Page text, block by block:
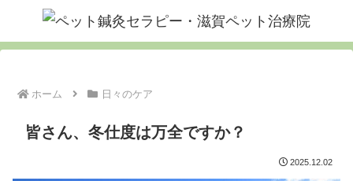
ホーム 日々のケア
皆さん、冬仕度は万全ですか？
2025.12.02